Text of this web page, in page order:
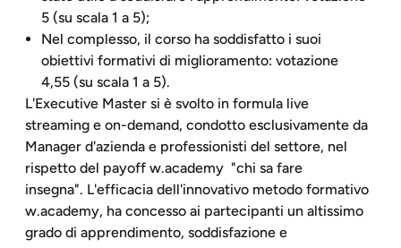
5 (su scala 1 a 5);
Nel complesso, il corso ha soddisfatto i suoi
obiettivi formativi di miglioramento: votazione
4,55 (su scala 1 a 5).
L'Executive Master si è svolto in formula live
streaming e on-demand, condotto esclusivamente da
Manager d'azienda e professionisti del settore, nel
rispetto del payoff w.academy "chi sa fare
insegna". L'efficacia dell'innovativo metodo formativo
w.academy, ha concesso ai partecipanti un altissimo
grado di apprendimento, soddisfazione e